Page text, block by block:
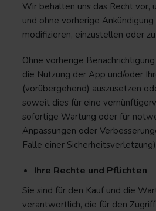
Wir behalten uns das Recht vor,
und ohne vorherige
modifizieren, einzustellen oder
Ohne vorherige
die Nutzung der App und/oder
(vorübergehend) auszusetzen
soweit dies für eine
sofortige Wartung oder für
Anpassungen oder
Falle einer
Ihre Rechte und Pflichten
Sie sind für den Kauf und die
verantwortlich, die für den